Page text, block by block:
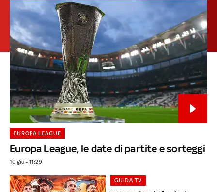
Europa League, le date di partite e sorteggi
EUROPA LEAGUE
10 giu - 11:29
GUIDA TV